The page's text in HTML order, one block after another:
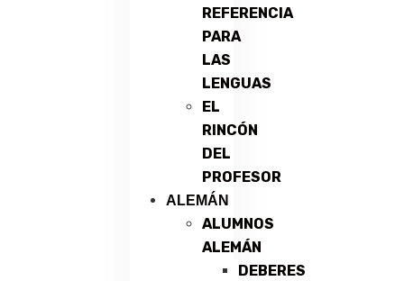
REFERENCIA
PARA
LAS
LENGUAS
EL
RINCÓN
DEL
PROFESOR
ALEMÁN
ALUMNOS
ALEMÁN
DEBERES